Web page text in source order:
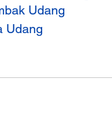
Udang
Udang